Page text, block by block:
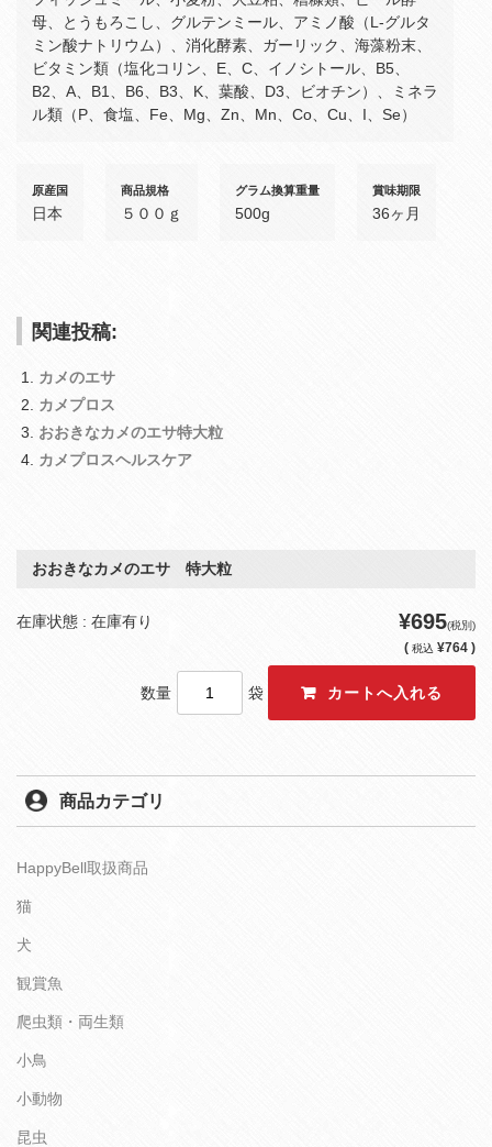
母、とうもろこし、グルテンミール、アミノ酸（L-グルタ
ミン酸ナトリウム）、消化酵素、ガーリック、海藻粉末、
ビタミン類（塩化コリン、E、C、イノシトール、B5、
B2、A、B1、B6、B3、K、葉酸、D3、ビオチン）、ミネラ
ル類（P、食塩、Fe、Mg、Zn、Mn、Co、Cu、I、Se）
原産国
日本
商品規格
５００ｇ
グラム換算重量
500g
賞味期限
36ヶ月
関連投稿:
カメのエサ
カメプロス
おおきなカメのエサ特大粒
カメプロスヘルスケア
おおきなカメのエサ 特大粒
在庫状態 : 在庫有り ¥695(税別)
( 税込 ¥764 )
数量 袋
商品カテゴリ
HappyBell取扱商品
猫
犬
観賞魚
爬虫類・両生類
小鳥
小動物
昆虫